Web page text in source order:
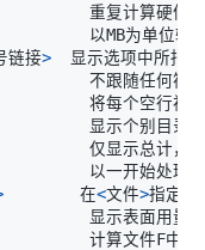
链接>
不跟随任何符号
        在
<文件>
表面用量，而并非
算文件F中以NUL结